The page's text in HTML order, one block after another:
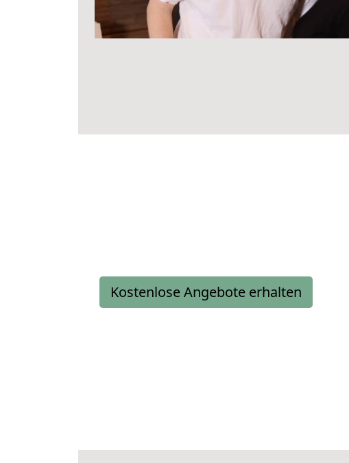
Kostenlose Angebote erhalten